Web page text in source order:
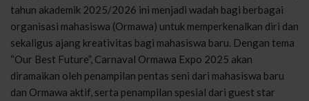
tahun akademik 2025/2026 ini menjadi wadah bagi berbagai
organisasi mahasiswa (Ormawa) untuk memperkenalkan diri dan
sekaligus ajang kreativitas bagi mahasiswa baru. Dengan tema
“Our Best Future”, Carnaval Ormawa Expo 2025 akan
diramaikan oleh penampilan pentas seni dari mahasiswa baru
dan Ormawa aktif, serta penampilan spesial dari guest star